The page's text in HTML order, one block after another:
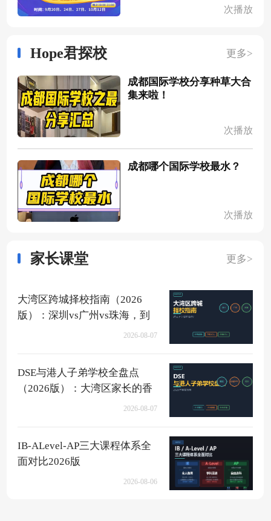
次播放
Hope君探校 更多>
成都国际学校分享种草大合
集来啦！
次播放
成都哪个国际学校最水？
次播放
家长课堂 更多>
大湾区跨城择校指南（2026
版）：深圳vs广州vs珠海，到
2026-08-07
DSE与港人子弟学校全盘点
（2026版）：大湾区家长的香
2026-08-07
IB-ALevel-AP三大课程体系全
面对比2026版
2026-08-06